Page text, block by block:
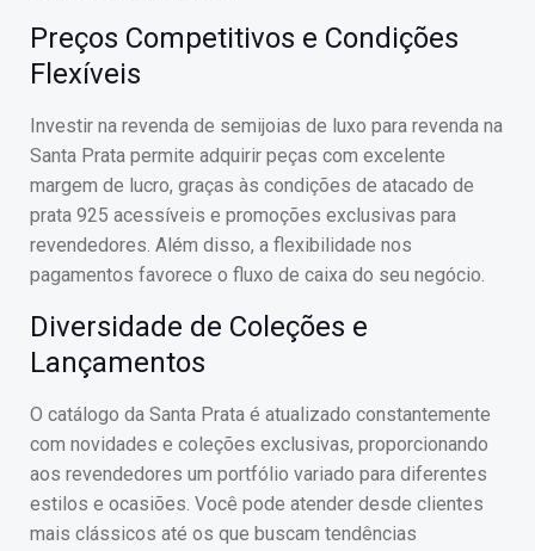
Preços Competitivos e Condições
Flexíveis
Investir na revenda de semijoias de luxo para revenda na
Santa Prata permite adquirir peças com excelente
margem de lucro, graças às condições de atacado de
prata 925 acessíveis e promoções exclusivas para
revendedores. Além disso, a flexibilidade nos
pagamentos favorece o fluxo de caixa do seu negócio.
Diversidade de Coleções e
Lançamentos
O catálogo da Santa Prata é atualizado constantemente
com novidades e coleções exclusivas, proporcionando
aos revendedores um portfólio variado para diferentes
estilos e ocasiões. Você pode atender desde clientes
mais clássicos até os que buscam tendências